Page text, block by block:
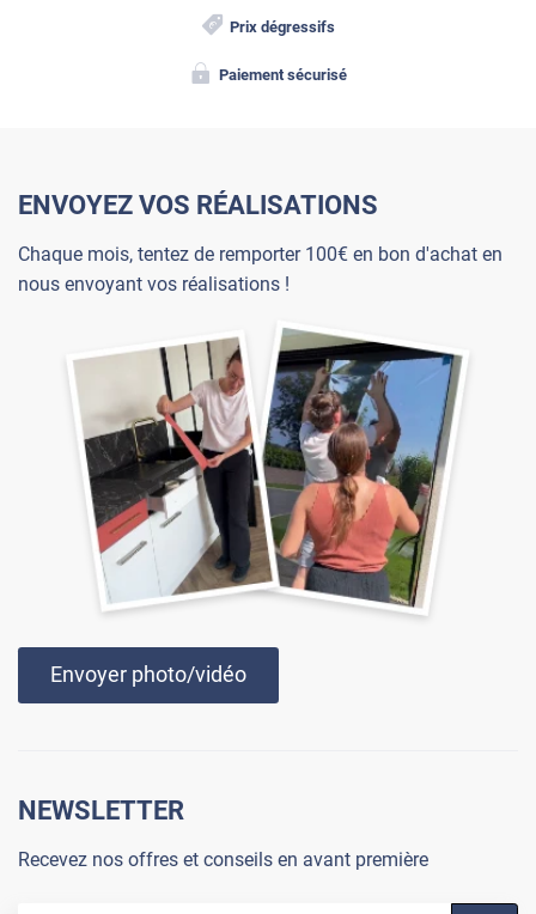
Prix dégressifs
Paiement sécurisé
ENVOYEZ VOS RÉALISATIONS
Chaque mois, tentez de remporter 100€ en bon d'achat en
nous envoyant vos réalisations !
Envoyer photo/vidéo
NEWSLETTER
Recevez nos offres et conseils en avant première